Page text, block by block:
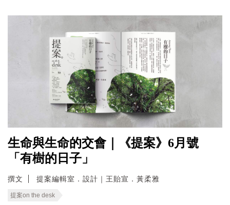
生命與生命的交會｜《提案》6月號
「有樹的日子」
撰文 提案編輯室．設計｜王貽宣．黃柔雅
提案on the desk